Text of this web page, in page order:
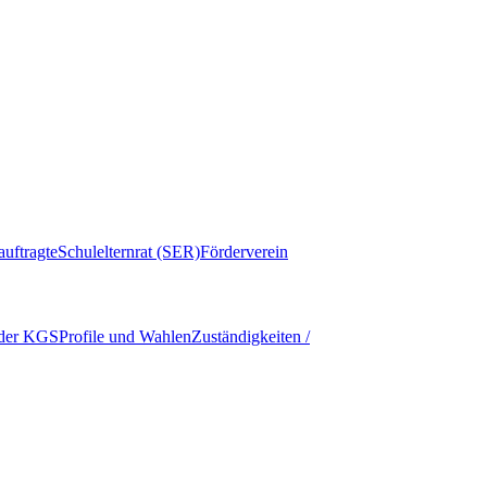
Schulelternrat (SER)Förderverein
KGSProfile und WahlenZuständigkeiten /